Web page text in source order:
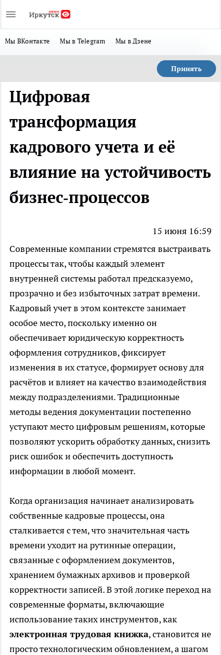
Мы ВКонтакте Мы в Telegram Мы в Дзене
Принять
Цифровая
трансформация
кадрового учета и её
влияние на устойчивость
бизнес‑процессов
15 июня 16:59
Современные компании стремятся выстраивать
процессы так, чтобы каждый элемент
внутренней системы работал предсказуемо,
прозрачно и без избыточных затрат времени.
Кадровый учет в этом контексте занимает
особое место, поскольку именно он
обеспечивает юридическую корректность
оформления сотрудников, фиксирует
изменения в их статусе, формирует основу для
расчётов и влияет на качество взаимодействия
между подразделениями. Традиционные
методы ведения документации постепенно
уступают место цифровым решениям, которые
позволяют ускорить обработку данных, снизить
риск ошибок и обеспечить доступность
информации в любой момент.
Когда организация начинает анализировать
собственные кадровые процессы, она
сталкивается с тем, что значительная часть
времени уходит на рутинные операции,
связанные с оформлением документов,
хранением бумажных архивов и проверкой
корректности записей. В этой логике переход на
современные форматы, включающие
использование таких инструментов, как
электронная трудовая книжка, становится не
просто технологическим обновлением, а шагом